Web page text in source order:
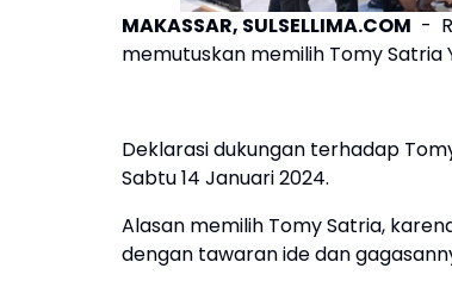
MAKASSAR, SULSELLIMA.COM -
memutuskan memilih Tomy Satria
Deklarasi dukungan terhadap
Sabtu 14 Januari 2024.
Alasan memilih Tomy Satria,
dengan tawaran ide dan